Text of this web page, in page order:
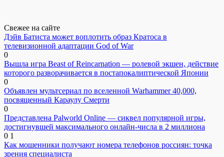
Свежее на сайте
Дэйв Батиста может воплотить образ Кратоса в
телевизионной адаптации God of War
0
Вышла игра Beast of Reincarnation — ролевой экшен, действие
которого разворачивается в постапокалиптической Японии
0
Объявлен мультсериал по вселенной Warhammer 40,000,
посвященный Караулу Смерти
0
Представлена Palworld Online — сиквел популярной игры,
достигнувшей максимального онлайн-числа в 2 миллиона
0 1
Как мошенники получают номера телефонов россиян: точка
зрения специалиста